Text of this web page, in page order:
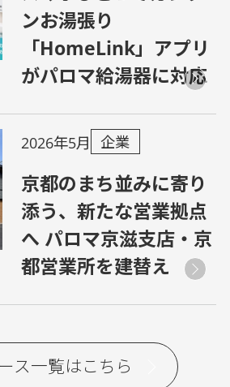
ンお湯張り
「HomeLink」アプリ
がパロマ給湯器に対応
2026年5月 企業
京都のまち並みに寄り
添う、新たな営業拠点
へ パロマ京滋支店・京
都営業所を建替え
ス一覧はこちら